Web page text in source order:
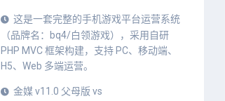
这是一套完整的手机游戏平台运营系统
（品牌名：bq4/白领游戏），采用自研
PHP MVC 框架构建，支持 PC、移动端、
H5、Web 多端运营。
金媒 v11.0 父母版 vs